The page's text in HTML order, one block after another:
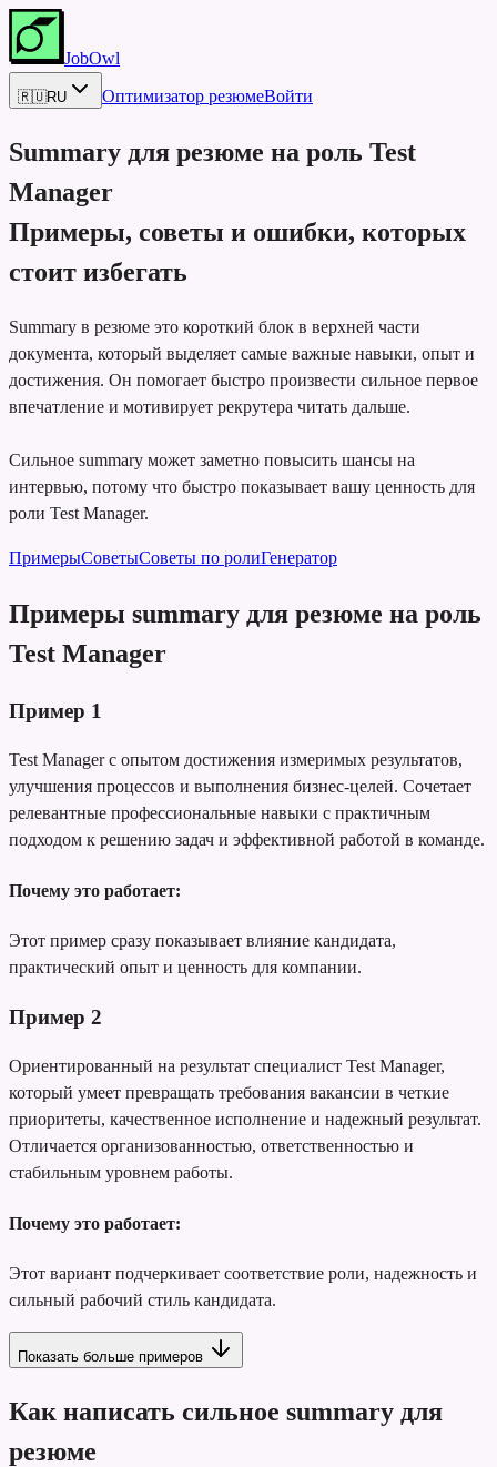
JobOwl
🇷🇺RU Оптимизатор резюмеВойти
Summary для резюме на роль Test
Manager
Примеры, советы и ошибки, которых
стоит избегать
Summary в резюме это короткий блок в верхней части
документа, который выделяет самые важные навыки, опыт и
достижения. Он помогает быстро произвести сильное первое
впечатление и мотивирует рекрутера читать дальше.
Сильное summary может заметно повысить шансы на
интервью, потому что быстро показывает вашу ценность для
роли Test Manager.
ПримерыСоветыСоветы по ролиГенератор
Примеры summary для резюме на роль
Test Manager
Пример 1
Test Manager с опытом достижения измеримых результатов,
улучшения процессов и выполнения бизнес-целей. Сочетает
релевантные профессиональные навыки с практичным
подходом к решению задач и эффективной работой в команде.
Почему это работает:
Этот пример сразу показывает влияние кандидата,
практический опыт и ценность для компании.
Пример 2
Ориентированный на результат специалист Test Manager,
который умеет превращать требования вакансии в четкие
приоритеты, качественное исполнение и надежный результат.
Отличается организованностью, ответственностью и
стабильным уровнем работы.
Почему это работает:
Этот вариант подчеркивает соответствие роли, надежность и
сильный рабочий стиль кандидата.
Показать больше примеров
Как написать сильное summary для
резюме